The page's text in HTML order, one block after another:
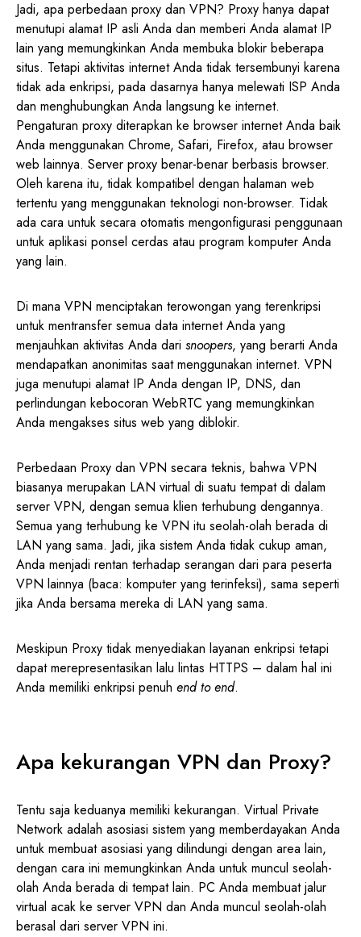
Jadi, apa perbedaan proxy dan VPN? Proxy hanya dapat
menutupi alamat IP asli Anda dan memberi Anda alamat IP
lain yang memungkinkan Anda membuka blokir beberapa
situs. Tetapi aktivitas internet Anda tidak tersembunyi karena
tidak ada enkripsi, pada dasarnya hanya melewati ISP Anda
dan menghubungkan Anda langsung ke internet.
Pengaturan proxy diterapkan ke browser internet Anda baik
Anda menggunakan Chrome, Safari, Firefox, atau browser
web lainnya. Server proxy benar-benar berbasis browser.
Oleh karena itu, tidak kompatibel dengan halaman web
tertentu yang menggunakan teknologi non-browser. Tidak
ada cara untuk secara otomatis mengonfigurasi penggunaan
untuk aplikasi ponsel cerdas atau program komputer Anda
yang lain.
Di mana VPN menciptakan terowongan yang terenkripsi
untuk mentransfer semua data internet Anda yang
menjauhkan aktivitas Anda dari snoopers, yang berarti Anda
mendapatkan anonimitas saat menggunakan internet. VPN
juga menutupi alamat IP Anda dengan IP, DNS, dan
perlindungan kebocoran WebRTC yang memungkinkan
Anda mengakses situs web yang diblokir.
Perbedaan Proxy dan VPN secara teknis, bahwa VPN
biasanya merupakan LAN virtual di suatu tempat di dalam
server VPN, dengan semua klien terhubung dengannya.
Semua yang terhubung ke VPN itu seolah-olah berada di
LAN yang sama. Jadi, jika sistem Anda tidak cukup aman,
Anda menjadi rentan terhadap serangan dari para peserta
VPN lainnya (baca: komputer yang terinfeksi), sama seperti
jika Anda bersama mereka di LAN yang sama.
Meskipun Proxy tidak menyediakan layanan enkripsi tetapi
dapat merepresentasikan lalu lintas HTTPS – dalam hal ini
Anda memiliki enkripsi penuh end to end.
Apa kekurangan VPN dan Proxy?
Tentu saja keduanya memiliki kekurangan. Virtual Private
Network adalah asosiasi sistem yang memberdayakan Anda
untuk membuat asosiasi yang dilindungi dengan area lain,
dengan cara ini memungkinkan Anda untuk muncul seolah-
olah Anda berada di tempat lain. PC Anda membuat jalur
virtual acak ke server VPN dan Anda muncul seolah-olah
berasal dari server VPN ini.